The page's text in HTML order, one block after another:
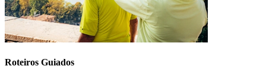
Roteiros Guiados